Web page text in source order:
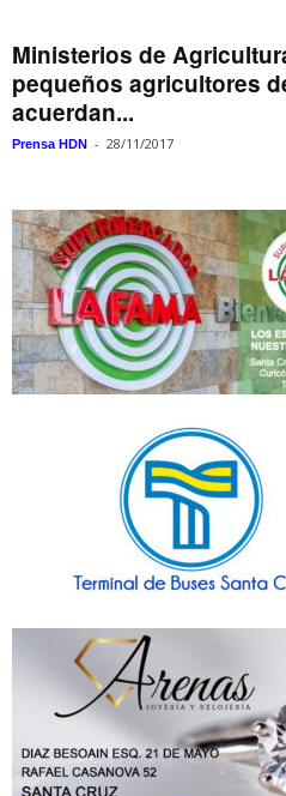
Ministerios de
pequeños agricultores
acuerdan...
Prensa HDN - 28/11/2017